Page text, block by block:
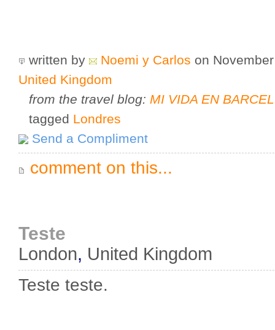
written by Noemi y Carlos on
United Kingdom
from the travel blog: MI VIDA EN
tagged Londres
Send a Compliment
comment on this...
Teste
London, United Kingdom
Teste teste.